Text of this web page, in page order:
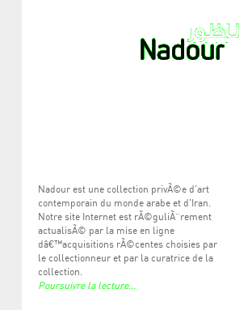
Nadour est une collection privÃ©e d'art
contemporain du monde arabe et d'Iran.
Notre site Internet est rÃ©guliÃ¨rement
actualisÃ© par la mise en ligne
dâ€™acquisitions rÃ©centes choisies par
le collectionneur et par la curatrice de la
collection.
Poursuivre la lecture...